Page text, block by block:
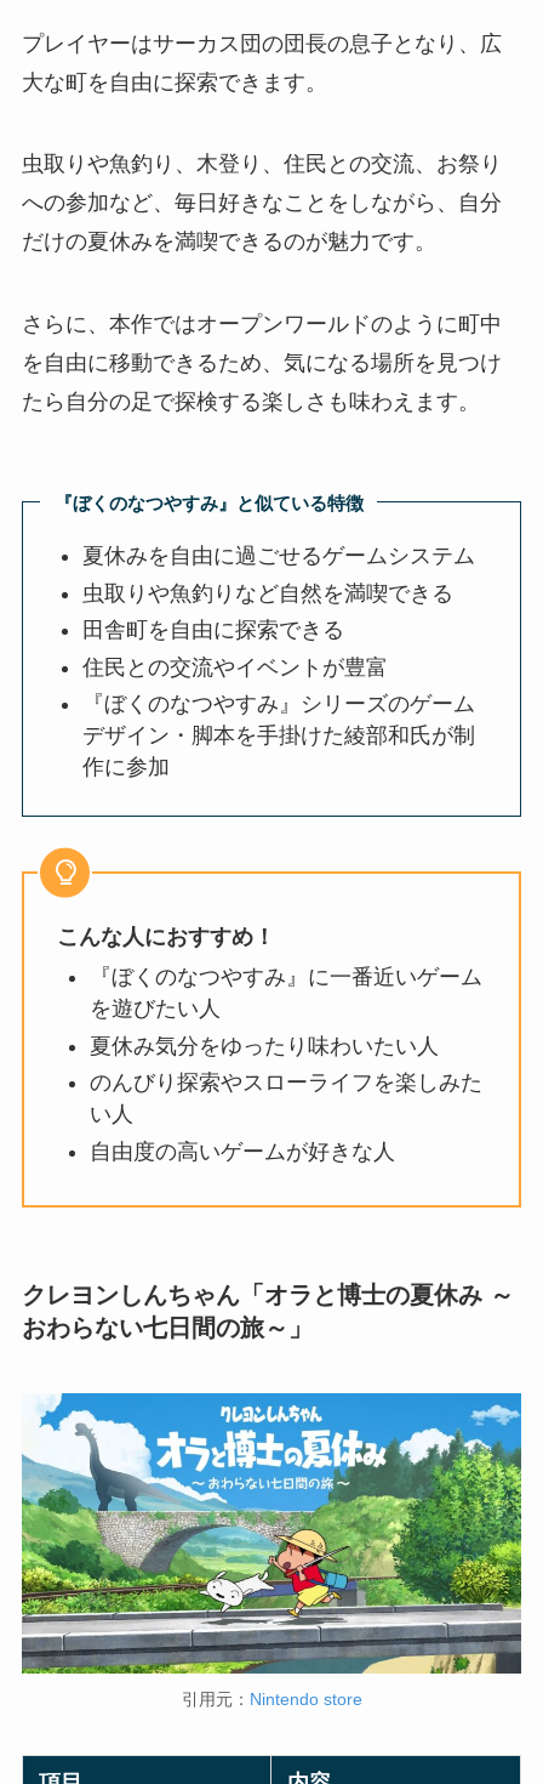
プレイヤーはサーカス団の団長の息子となり、広
大な町を自由に探索できます。
虫取りや魚釣り、木登り、住民との交流、お祭り
への参加など、毎日好きなことをしながら、自分
だけの夏休みを満喫できるのが魅力です。
さらに、本作ではオープンワールドのように町中
を自由に移動できるため、気になる場所を見つけ
たら自分の足で探検する楽しさも味わえます。
『ぼくのなつやすみ』と似ている特徴
夏休みを自由に過ごせるゲームシステム
虫取りや魚釣りなど自然を満喫できる
田舎町を自由に探索できる
住民との交流やイベントが豊富
『ぼくのなつやすみ』シリーズのゲーム
デザイン・脚本を手掛けた綾部和氏が制
作に参加
こんな人におすすめ！
『ぼくのなつやすみ』に一番近いゲーム
を遊びたい人
夏休み気分をゆったり味わいたい人
のんびり探索やスローライフを楽しみた
い人
自由度の高いゲームが好きな人
クレヨンしんちゃん「オラと博士の夏休み ～
おわらない七日間の旅～」
引用元： Nintendo store